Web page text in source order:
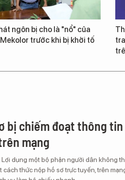
ngôn bị cho là "nổ" của
trước khi bị khởi tố
bị chiếm đoạt thông
mạng
dụng một bộ phận người dân không
cách thức nộp hồ sơ trực tuyến, trên